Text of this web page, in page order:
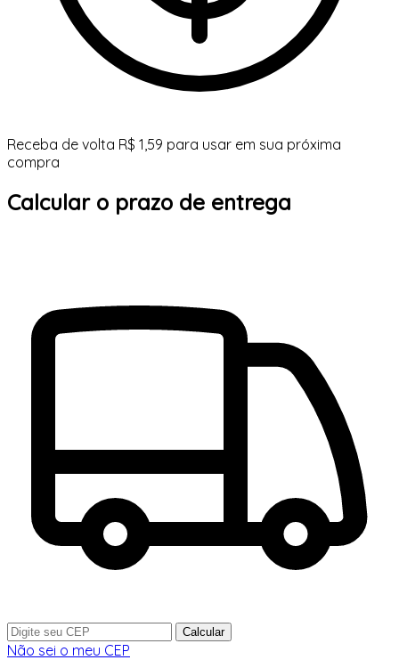
Receba de volta R$ 1,59 para usar em sua próxima
compra
Calcular o prazo de entrega
Calcular
Não sei o meu CEP